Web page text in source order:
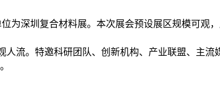
为深圳复合材料展。本次展会预设展区规模可观
流。特邀科研团队、创新机构、产业联盟、主